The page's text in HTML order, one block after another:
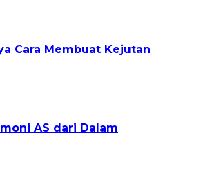
Cara Membuat Kejutan
AS dari Dalam